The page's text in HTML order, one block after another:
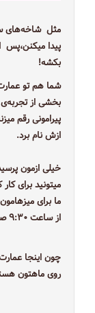
مثل شاخه‌های
پیدا
بکشه!
شما هم تو
بخشی‌ از تجربه‌ی
پیرامونی رقم
ازش نام برد.
خیلی ازمون
میتونید برای
ما برای
از ساعت ۹:۳۰ صبح پیش ما بیاید.
چون اینجا
روی ماهتون